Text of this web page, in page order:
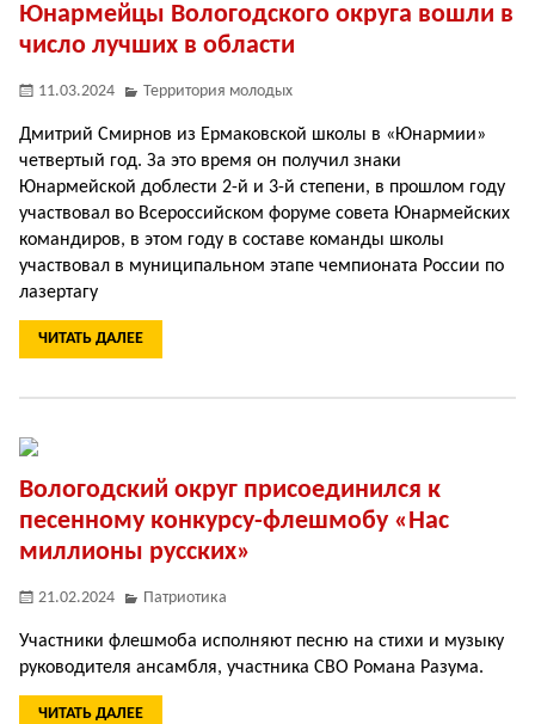
Юнармейцы Вологодского округа вошли в
число лучших в области
11.03.2024 Территория молодых
Дмитрий Смирнов из Ермаковской школы в «Юнармии»
четвертый год. За это время он получил знаки
Юнармейской доблести 2-й и 3-й степени, в прошлом году
участвовал во Всероссийском форуме совета Юнармейских
командиров, в этом году в составе команды школы
участвовал в муниципальном этапе чемпионата России по
лазертагу
ЧИТАТЬ ДАЛЕЕ
Вологодский округ присоединился к
песенному конкурсу-флешмобу «Нас
миллионы русских»
21.02.2024 Патриотика
Участники флешмоба исполняют песню на стихи и музыку
руководителя ансамбля, участника СВО Романа Разума.
ЧИТАТЬ ДАЛЕЕ